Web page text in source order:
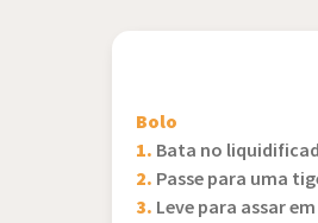
Bolo
1. Bata no
2. Passe para uma
3. Leve para assar